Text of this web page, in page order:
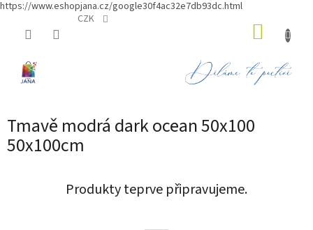
https://www.eshopjana.cz/google30f4ac32e7db93dc.html
CZK
Tmavě modrá dark ocean 50x100
50x100cm
Produkty teprve připravujeme.